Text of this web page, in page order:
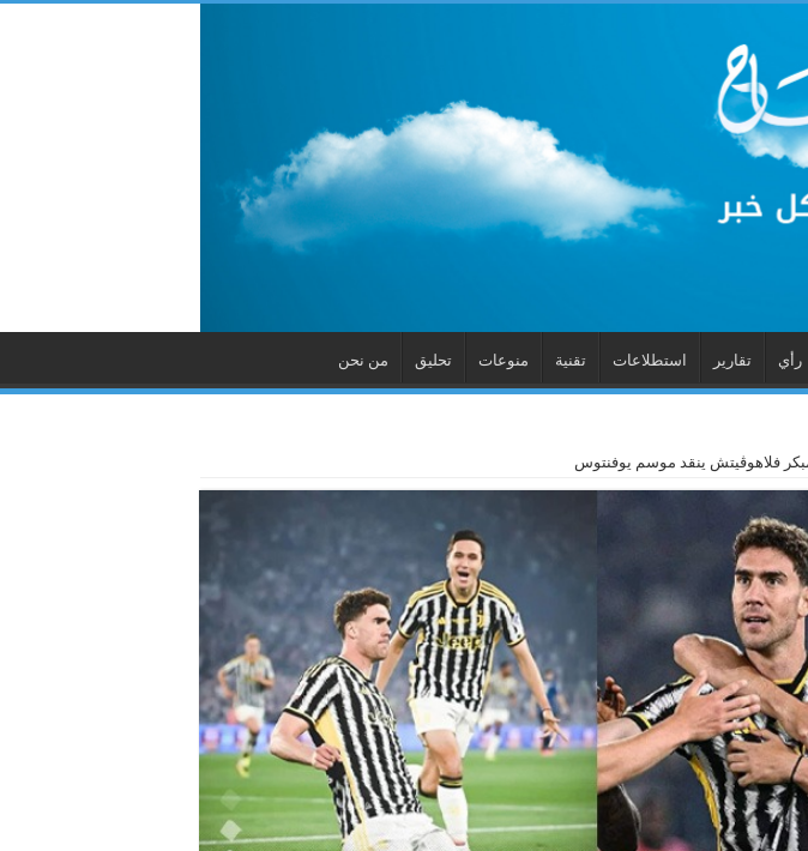
رأي تقارير استطلاعات تقنية منوعات تحليق من نحن
فلاهوڤيتش ينقد موسم يوفنتوس